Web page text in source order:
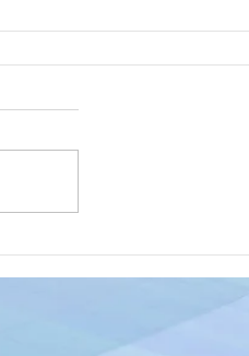
加算に関して
関しては原則行っておりません